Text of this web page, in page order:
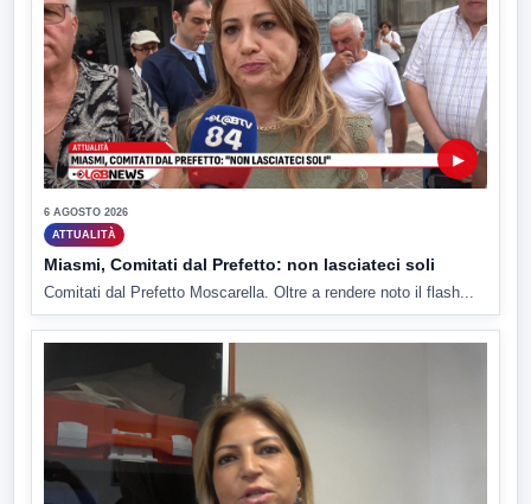
▶
6 AGOSTO 2026
ATTUALITÀ
Miasmi, Comitati dal Prefetto: non lasciateci soli
Comitati dal Prefetto Moscarella. Oltre a rendere noto il flash...